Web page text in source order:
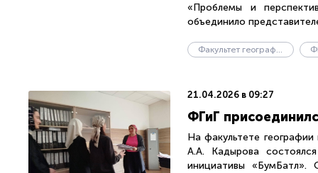
«Проблемы и
объединило
Факультет географии и геоэкологии
21.04.2026 в 09:27
ФГиГ
На факультете географии
А.А. Кадырова
инициативы «БумБатл».